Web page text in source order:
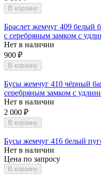
В корзину
Браслет жемчуг 409 белый
с серебряным замком с
Нет в наличии
900 ₽
В корзину
Бусы жемчуг 410 чёрный
серебряным замком с
Нет в наличии
2 000 ₽
В корзину
Бусы жемчуг 416 белый
Нет в наличии
Цена по запросу
В корзину